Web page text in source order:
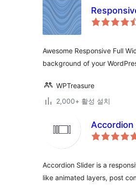
Awesome Responsive Full
background of your
WPTreasure
2,000+ 활성 설치
Accordion
Accordion Slider is a
like animated layers, post